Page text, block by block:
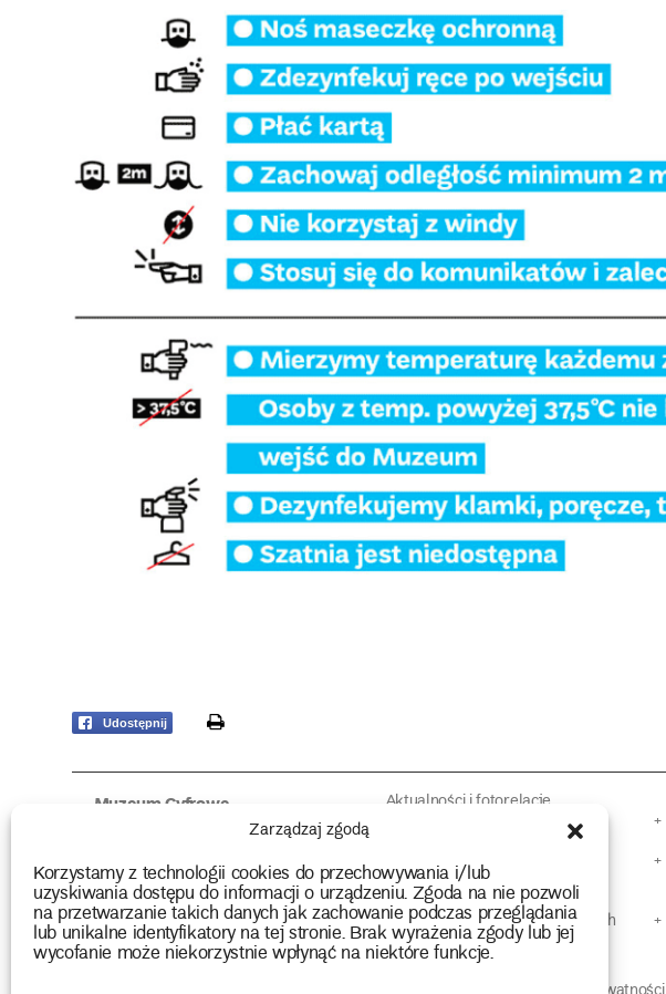
Zarządzaj zgodą
Korzystamy z technologii cookies do przechowywania i/lub
uzyskiwania dostępu do informacji o urządzeniu. Zgoda na nie pozwoli
na przetwarzanie takich danych jak zachowanie podczas przeglądania
lub unikalne identyfikatory na tej stronie. Brak wyrażenia zgody lub jej
wycofanie może niekorzystnie wpłynąć na niektóre funkcje.
Udostępnij print
Muzeum Cyfrowe
Użyczenia obiektów
Biblioteka
Wydawnictwo
Multimedia
Aktualności i fotorelacje
Muzealne rozmowy
Kolekcja
Europejskie Dni Dziedzictwa
Programy badań strat wojennych